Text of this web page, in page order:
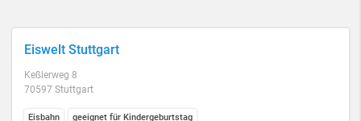
Eiswelt Stuttgart
Keßlerweg 8
70597 Stuttgart
Eisbahn geeignet für Kindergeburtstag